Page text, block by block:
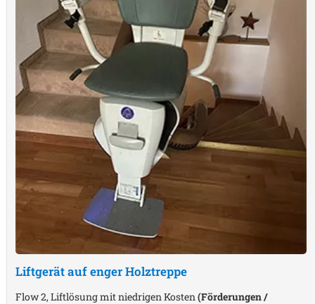
Liftgerät auf enger Holztreppe
Flow 2, Liftlösung mit niedrigen Kosten (Förderungen /